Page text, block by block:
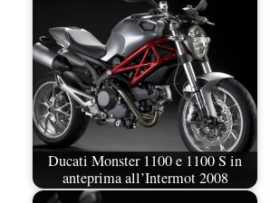
Ducati Monster 1100 e 1100 S in
anteprima all’Intermot 2008